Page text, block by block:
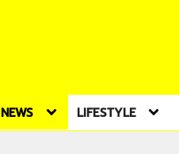
NEWS LIFESTYLE